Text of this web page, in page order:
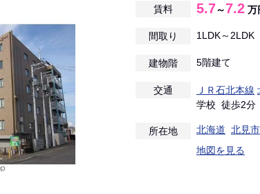
賃料 5.7～7.2 万
間取り 1LDK～2LDK
建物階 5階建て
交通 ＪＲ石北本線
学校 徒歩2分
所在地 北海道 北見市
地図を見る